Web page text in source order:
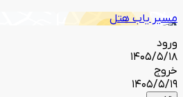
مسیر یاب هتل
ورود
1405/5/18
خروج
1405/5/19